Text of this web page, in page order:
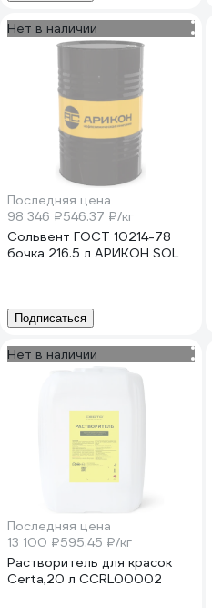
Нет в наличии
Последняя цена
98 346 ₽546.37 ₽/кг
Сольвент ГОСТ 10214-78
бочка 216.5 л АРИКОН SOL
Подписаться
Нет в наличии
Последняя цена
13 100 ₽595.45 ₽/кг
Растворитель для красок
Certa,20 л CCRL00002